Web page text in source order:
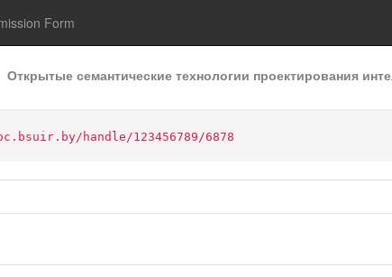
Form
Открытые семантические технологии проектирования
handle/123456789/6878